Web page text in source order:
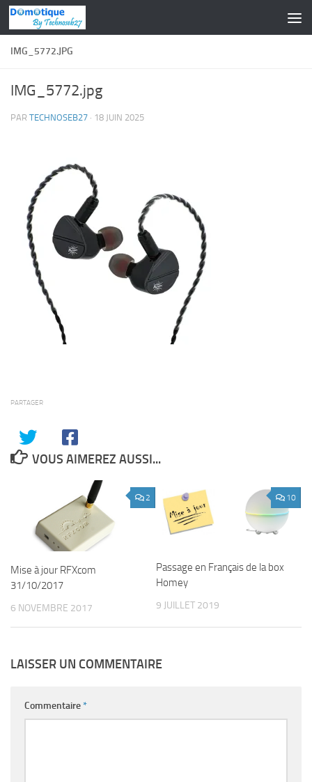
Skip to content
IMG_5772.JPG
IMG_5772.jpg
PAR TECHNOSEB27 · 18 JUIN 2025
PARTAGER
VOUS AIMEREZ AUSSI...
2
Mise à jour RFXcom
31/10/2017
6 NOVEMBRE 2017
10
Passage en Français de la box
Homey
9 JUILLET 2019
LAISSER UN COMMENTAIRE
Commentaire*